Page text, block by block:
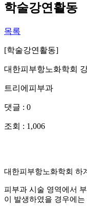
학술강연활동
목록
[학술강연활동]
대한피부항노화학회
트리에피부과
댓글 : 0
조회 : 1,006
대한피부항노화학회 하
피부과 시술 영역에서
이 발생하였을 경우에